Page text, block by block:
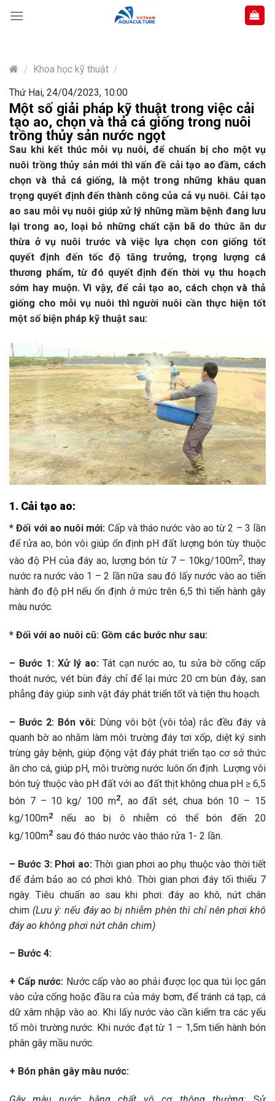
content
/ Khoa học kỹ thuật /
Thứ Hai, 24/04/2023, 10:00
Một số giải pháp kỹ thuật trong việc cải
tạo ao, chọn và thả cá giống trong nuôi
trồng thủy sản nước ngọt
Sau khi kết thúc mỗi vụ nuôi, để chuẩn bị cho một vụ
nuôi trồng thủy sản mới thì vấn đề cải tạo ao đầm, cách
chọn và thả cá giống, là một trong những khâu quan
trọng quyết định đến thành công của cả vụ nuôi. Cải tạo
ao sau mỗi vụ nuôi giúp xử lý những mầm bệnh đang lưu
lại trong ao, loại bỏ những chất cặn bã do thức ăn dư
thừa ở vụ nuôi trước và việc lựa chọn con giống tốt
quyết định đến tốc độ tăng trưởng, trọng lượng cá
thương phẩm, từ đó quyết định đến thời vụ thu hoạch
sớm hay muộn. Vì vậy, để cải tạo ao, cách chọn và thả
giống cho mỗi vụ nuôi thì người nuôi cần thực hiện tốt
một số biện pháp kỹ thuật sau:
1. Cải tạo ao:
* Đối với ao nuôi mới: Cấp và tháo nước vào ao từ 2 – 3 lần
để rửa ao, bón vôi giúp ổn định pH đất lượng bón tùy thuộc
vào độ PH của đáy ao, lượng bón từ 7 – 10kg/100m2, thay
nước ra nước vào 1 – 2 lần nữa sau đó lấy nước vào ao tiến
hành đo độ pH nếu ổn định ở mức trên 6,5 thì tiến hành gây
màu nước.
* Đối với ao nuôi cũ: Gồm các bước như sau:
– Bước 1: Xử lý ao: Tát cạn nước ao, tu sửa bờ cống cấp
thoát nước, vét bùn đáy chỉ để lại mức 20 cm bùn đáy, san
phẳng đáy giúp sinh vật đáy phát triển tốt và tiện thu hoạch.
– Bước 2: Bón vôi: Dùng vôi bột (vôi tỏa) rắc đều đáy và
quanh bờ ao nhằm làm môi trường đáy tơi xốp, diệt ký sinh
trùng gây bệnh, giúp động vật đáy phát triển tạo cơ sở thức
ăn cho cá, giúp pH, môi trường nước luôn ổn định. Lượng vôi
bón tuỳ thuộc vào pH đất với ao đất thịt không chua pH ≥ 6,5
bón 7 – 10 kg/ 100 m2, ao đất sét, chua bón 10 – 15
kg/100m2
nếu ao bị ô nhiễm có thể bón đến 20
kg/100m2 sau đó tháo nước vào tháo rửa 1- 2 lần.
– Bước 3: Phơi ao:Thời gian phơi ao phụ thuộc vào thời tiết
để đảm bảo ao có phơi khô. Thời gian phơi đáy tối thiểu 7
ngày. Tiêu chuẩn ao sau khi phơi: đáy ao khô, nứt chân
chim (Lưu ý: nếu đáy ao bị nhiễm phèn thì chỉ nên phơi khô
đáy ao không phơi nứt chân chim)
– Bước 4:
+ Cấp nước: Nước cấp vào ao phải được lọc qua túi lọc gắn
vào cửa cống hoặc đầu ra của máy bơm, để tránh cá tạp, cá
dữ xâm nhập vào ao. Khi lấy nước vào cần kiểm tra các yếu
tố môi trường nước. Khi nước đạt từ 1 – 1,5m tiến hành bón
phân gây mầu nước.
+ Bón phân gây màu nước: